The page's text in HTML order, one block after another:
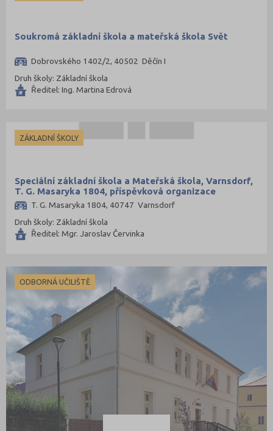
Soukromá základní škola a mateřská škola Svět
Dobrovského 1402/2, 40502 Děčín I
Druh školy: Základní škola
Ředitel: Ing. Martina Edrová
ZÁKLADNÍ ŠKOLY
Speciální základní škola a Mateřská škola, Varnsdorf,
T. G. Masaryka 1804, příspěvková organizace
T. G. Masaryka 1804, 40747 Varnsdorf
Druh školy: Základní škola
Ředitel: Mgr. Jaroslav Červinka
ODBORNÁ UČILIŠTĚ